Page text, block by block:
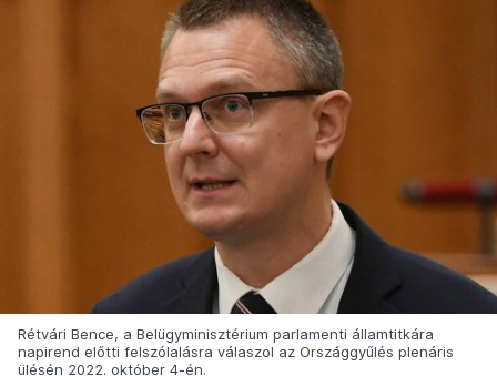
Rétvári Bence, a Belügyminisztérium parlamenti államtitkára
napirend előtti felszólalásra válaszol az Országgyűlés plenáris
ülésén 2022. október 4-én.